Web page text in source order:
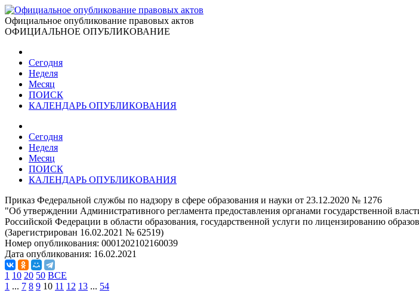
Официальное опубликование правовых актов
ОФИЦИАЛЬНОЕ ОПУБЛИКОВАНИЕ
Сегодня
Неделя
Месяц
ПОИСК
КАЛЕНДАРЬ ОПУБЛИКОВАНИЯ
Сегодня
Неделя
Месяц
ПОИСК
КАЛЕНДАРЬ ОПУБЛИКОВАНИЯ
Приказ Федеральной службы по надзору в сфере образования и науки от 23.12.2020 № 1276
"Об утверждении Административного регламента предоставления органами государственной
Российской Федерации в области образования, государственной услуги по лицензированию
(Зарегистрирован 16.02.2021 № 62519)
Номер опубликования: 0001202102160039
Дата опубликования: 16.02.2021
1 10 20 50 ВСЕ
1 ... 7 8 9 10 11 12 13 ... 54